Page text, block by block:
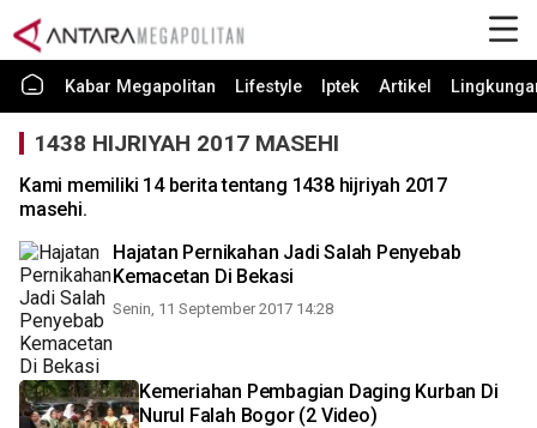
Kabar Megapolitan Lifestyle Iptek Artikel
1438 HIJRIYAH 2017 MASEHI
Kami memiliki 14 berita tentang 1438 hijriyah 2017
masehi.
Hajatan Pernikahan Jadi Salah Penyebab
Kemacetan Di Bekasi
Senin, 11 September 2017 14:28
Kemeriahan Pembagian Daging Kurban Di
Nurul Falah Bogor (2 Video)